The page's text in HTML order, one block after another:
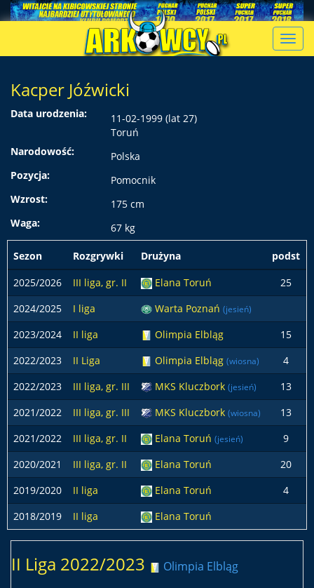
Kacper Jóźwicki
Data urodzenia:
11-02-1999 (lat 27)
Toruń
Narodowość:
Polska
Pozycja:
Pomocnik
Wzrost:
175 cm
Waga:
67 kg
Sezon Rozgrywki Drużyna podst
2025/2026
III liga, gr. II Elana Toruń
25
2024/2025
I liga Warta Poznań (jesień)
2023/2024 II liga Olimpia Elbląg
15
2022/2023
II Liga Olimpia Elbląg (wiosna)
4
2022/2023
III liga, gr. III MKS Kluczbork (jesień)
13
2021/2022
III liga, gr. III MKS Kluczbork (wiosna)
13
2021/2022
III liga, gr. II Elana Toruń (jesień)
9
2020/2021
III liga, gr. II Elana Toruń
20
2019/2020
II liga Elana Toruń
4
2018/2019
II liga Elana Toruń
II Liga 2022/2023 Olimpia Elbląg